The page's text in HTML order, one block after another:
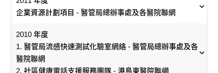
案降至零，相關併發症亦大幅減少。
一名女病人的造口附近皮膚出現肉芽增生，痛得徹夜難
眠，腫脹的肉芽易出血，令她倍感焦慮。團隊從痔瘡結紮
術中獲得靈感，首創以手術縫線將肉芽結紮，令其逐漸縮
小直至消失。「這門技術毫不容易，我們反覆練習，過程
分離身體重要組織及吻合口的縫合。」截至去年12月, 該
外科醫生進行機械人手術前需接受培訓, 了解儀器操作, 然
後輔助獲認證的機械人手術醫生做手術。累積一定經驗後,
外科醫生可在資深醫生的監督下進行手術。手術室護士會
顧。曾有病人想再和丈夫到深井吃一次燒鵝，聽似簡單卻
因行動不便難以實行，最後在義工協助下圓夢。」團隊亦
會向社區夥伴傳授醫療知識，助他們了解病症和照顧患者
日常所需。
計劃下，雙方合作為病人制定最適切的醫療和照顧模式。
病人，試行拔尿喉後排尿疼痛，一度打算放棄，但他身為
一家支柱，其實很不願意長期戴尿袋生活。」團隊為此努
和病房協調，讓該病人在門診逗留較長的時間接受觀察，
一有不適便立即安排醫護同事跟進，終在兩星期後成功改
善排尿情況。
區」。東區尤德夫人那打素醫院隨即召集婦產科、外
科、骨科及兒科等多個部門的醫護同事輪流到內科病
房幫忙，至今已逾千人參與。不論是同事還是病患之
間，大家由陌路人變成親密戰友，一起齊心打好這場
仗。
李家驊醫生當年已洞悉微創手術是大勢所趨，在醫管
局和醫院管理層支持下，於1995年成立微創外科訓練
中心。
現任中心主管鄧宗毅醫生憶述，早期的微創外科訓練
在一間細小的房間進行，只有基本配置，每個培訓課
辦事處與四個聯網在2017年起推行「覆配易」覆配藥
物服務先導計劃， 分階段為符合條件的內科專科門診
病人整合及覆配藥物，截至去年4月已有約兩萬名病人
受惠。團隊形容過程是從實踐中摸索，今日的成果得
來不易。
每天24小時無間斷提供醫療服務，照明、空調，和醫療器
半來自空調系統，「發展至今，除了更換高效能的製冷機
組，還需要中央能源管理系統全天候監察，以及定時監察
和巡視醫院各區的供冷運作和溫度。」
供最貼心的支援。」
柴灣洗衣房繼1997 / 1998年度奪得傑出團隊獎，今年再度
醫療膳食團隊 - 東區尤德夫人那打素醫院
企業資源計劃項目 - 醫管局總辦事處及各醫院聯網
企業資源計劃項目 - 醫管局總辦事處及各醫院聯網
企業資源計劃項目團隊的任務，是實施單一系統去取代醫
2010 年度
1. 醫管局流感快速測試化驗室網絡 - 醫管局總辦事處及各
醫院聯網
2. 社區健康電話支援服務團隊 - 港島東醫院聯網